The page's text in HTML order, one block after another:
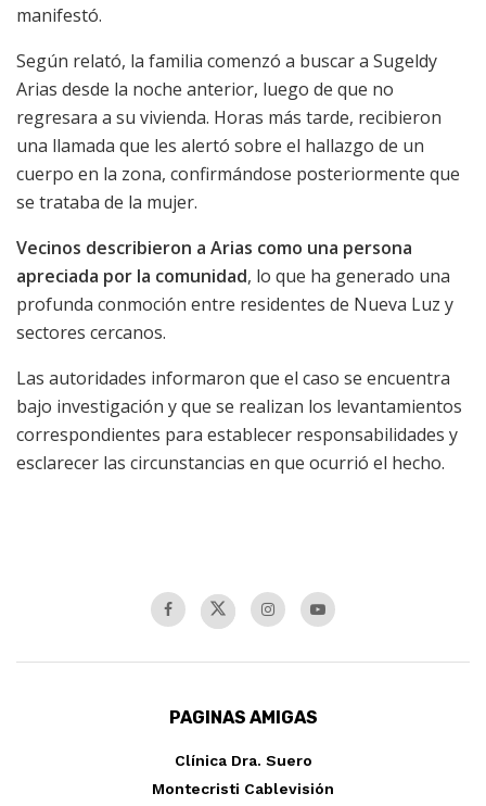
manifestó.
Según relató, la familia comenzó a buscar a Sugeldy
Arias desde la noche anterior, luego de que no
regresara a su vivienda. Horas más tarde, recibieron
una llamada que les alertó sobre el hallazgo de un
cuerpo en la zona, confirmándose posteriormente que
se trataba de la mujer.
Vecinos describieron a Arias como una persona
apreciada por la comunidad, lo que ha generado una
profunda conmoción entre residentes de Nueva Luz y
sectores cercanos.
Las autoridades informaron que el caso se encuentra
bajo investigación y que se realizan los levantamientos
correspondientes para establecer responsabilidades y
esclarecer las circunstancias en que ocurrió el hecho.
PAGINAS AMIGAS
Clínica Dra. Suero
Montecristi Cablevisión